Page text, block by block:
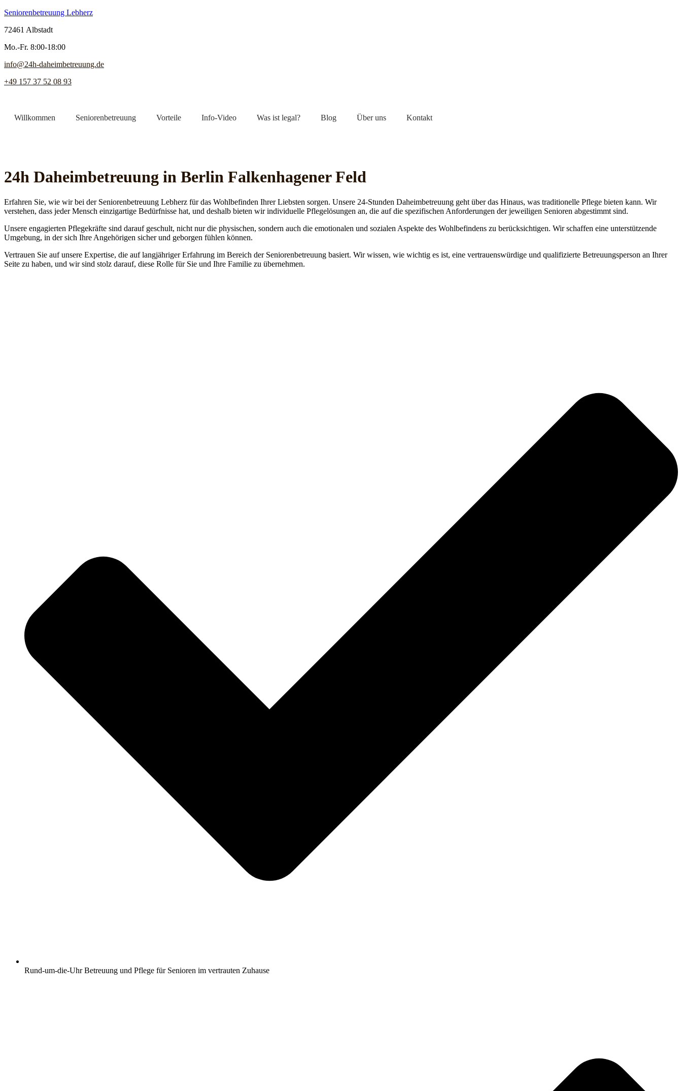
Seniorenbetreuung Lebherz
72461 Albstadt
Mo.-Fr. 8:00-18:00
info@24h-daheimbetreuung.de
+49 157 37 52 08 93
Willkommen Seniorenbetreuung Vorteile Info-Video Was ist legal? Blog Über uns Kontakt
24h Daheim­betreuung in Berlin Falkenhagener Feld
Erfahren Sie, wie wir bei der Seniorenbetreuung Lebherz für das Wohlbefinden Ihrer Liebsten sorgen. Unsere 24-Stunden Daheimbetreuung geht über das Hinaus, was traditionelle Pflege bieten kann. Wir
verstehen, dass jeder Mensch einzigartige Bedürfnisse hat, und deshalb bieten wir individuelle Pflegelösungen an, die auf die spezifischen Anforderungen der jeweiligen Senioren abgestimmt sind.
Unsere engagierten Pflegekräfte sind darauf geschult, nicht nur die physischen, sondern auch die emotionalen und sozialen Aspekte des Wohlbefindens zu berücksichtigen. Wir schaffen eine unterstützende
Umgebung, in der sich Ihre Angehörigen sicher und geborgen fühlen können.
Vertrauen Sie auf unsere Expertise, die auf langjähriger Erfahrung im Bereich der Seniorenbetreuung basiert. Wir wissen, wie wichtig es ist, eine vertrauenswürdige und qualifizierte Betreuungsperson an Ihrer
Seite zu haben, und wir sind stolz darauf, diese Rolle für Sie und Ihre Familie zu übernehmen.
Rund-um-die-Uhr Betreuung und Pflege für Senioren im vertrauten Zuhause